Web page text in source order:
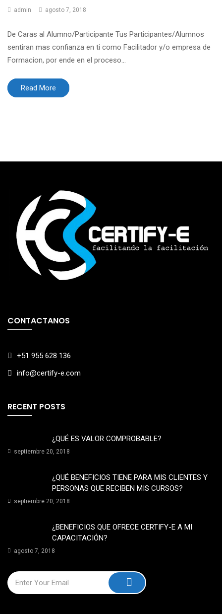
admin agosto 7, 2018
De Caras al Alumno/Participante Tus Participantes/Alumnos
sentiran mas confianza en ti como Facilitador y/o empresa de
Formacion, por ende en el proceso...
Read More
CONTACTANOS
+51 955 628 136
info@certify-e.com
RECENT POSTS
¿QUÉ ES VALOR COMPROBABLE?
septiembre 20, 2018
¿QUÉ BENEFICIOS TIENE PARA MIS CLIENTES Y
PERSONAS QUE RECIBEN MIS CURSOS?
septiembre 20, 2018
¿BENEFICIOS QUE OFRECE CERTIFY-E A MI
CAPACITACIÓN?
agosto 7, 2018